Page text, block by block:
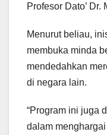
Profesor Dato’ Dr.
Menurut beliau,
membuka minda
mendedahkan
di negara lain.
“Program ini juga
dalam